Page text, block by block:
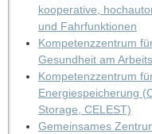
kooperative,
und Fahrfunktionen
Kompetenzzentrum
Gesundheit am
Kompetenzzentrum
Energiespeicherung
Storage, CELEST)
Gemeinsames